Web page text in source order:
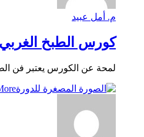
م. أمل عبيد
كورس الطبخ الغربي
لمحة عن الكورس يعتبر فن